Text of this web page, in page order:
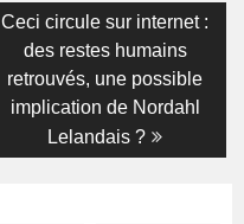
Next
post:
Ceci circule sur internet :
des restes humains
retrouvés, une possible
implication de Nordahl
Lelandais ?